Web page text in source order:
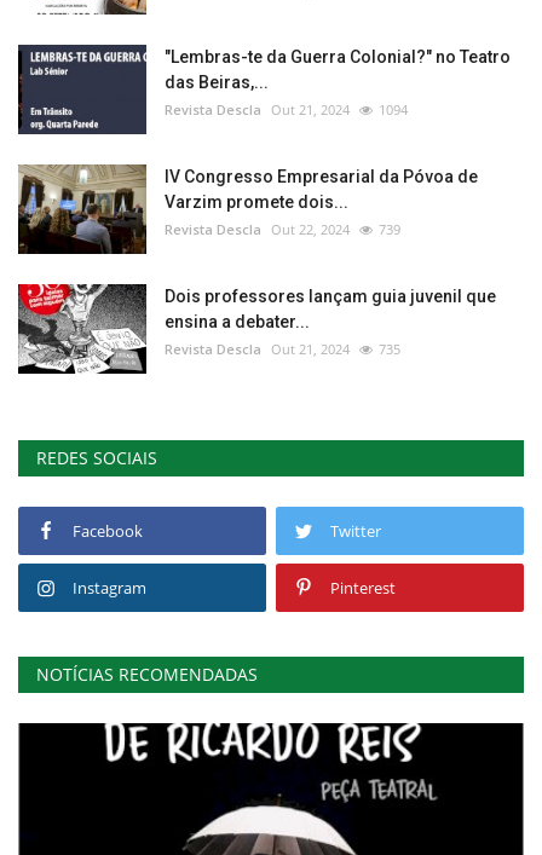
"Lembras-te da Guerra Colonial?" no Teatro
das Beiras,...
Revista Descla Out 21, 2024 1094
IV Congresso Empresarial da Póvoa de
Varzim promete dois...
Revista Descla Out 22, 2024 739
Dois professores lançam guia juvenil que
ensina a debater...
Revista Descla Out 21, 2024 735
REDES SOCIAIS
Facebook Twitter
Instagram Pinterest
NOTÍCIAS RECOMENDADAS